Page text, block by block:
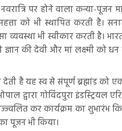
पर होने वाला कन्या-पूजन
को भी स्थापित करती है।
भी स्वीकार करती है।
ज्ञान की देवी और मां लक्ष्मी को
है यह स्व से संपूर्ण ब्रह्मांड को
द्वारा गोविंदपुरा इंडस्ट्रियल
कर कार्यक्रम का शुभारंभ
पूजन भी किया।